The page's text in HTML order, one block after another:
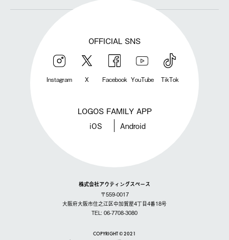
OFFICIAL SNS
Instagram X Facebook YouTube TikTok
LOGOS FAMILY APP
iOS Android
株式会社アウティングスペース
〒559-0017
大阪府大阪市住之江区中加賀屋4丁目4番18号
TEL: 06-7708-3080
COPYRIGHT © 2021